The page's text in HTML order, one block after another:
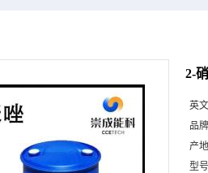
2-
英
品
产
型